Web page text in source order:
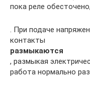
пока реле
. При подаче
контакты
размыкаются
, размыкая
работа нормально